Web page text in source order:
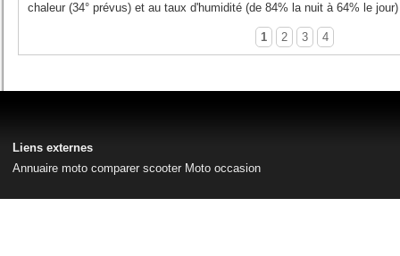
chaleur (34° prévus) et au taux d'humidité (de 84% la nuit à 64% le
1 2 3 4
Liens externes
Annuaire moto comparer scooter Moto occasion